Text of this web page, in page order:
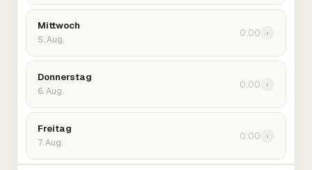
Mittwoch
5. Aug.
0:00 ›
Donnerstag
6. Aug.
0:00 ›
Freitag
7. Aug.
0:00 ›